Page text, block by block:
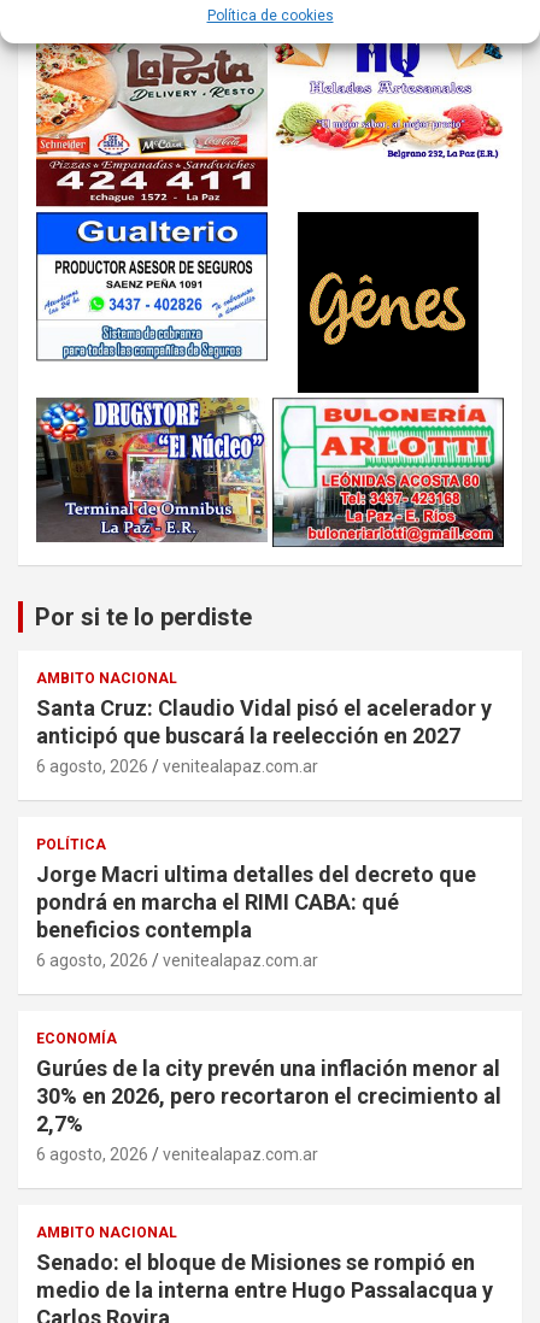
Política de cookies
Por si te lo perdiste
AMBITO NACIONAL
Santa Cruz: Claudio Vidal pisó el acelerador y
anticipó que buscará la reelección en 2027
6 agosto, 2026 venitealapaz.com.ar
POLÍTICA
Jorge Macri ultima detalles del decreto que
pondrá en marcha el RIMI CABA: qué
beneficios contempla
6 agosto, 2026 venitealapaz.com.ar
ECONOMÍA
Gurúes de la city prevén una inflación menor al
30% en 2026, pero recortaron el crecimiento al
2,7%
6 agosto, 2026 venitealapaz.com.ar
AMBITO NACIONAL
Senado: el bloque de Misiones se rompió en
medio de la interna entre Hugo Passalacqua y
Carlos Rovira